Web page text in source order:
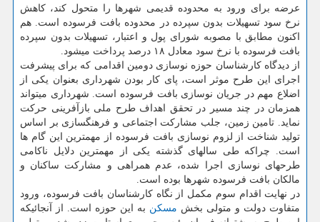
عرضه برای ورود به محدوده قدیمی شهرها را متحول كند، كاهش
نرخ سود تسهیلات بدون سپرده در محدوده بافت فرسوده است. هم
اكنون مطابق با مصوبه شورای پول و اعتبار، تسهیلات بدون سپرده
بافت فرسوده با نرخ سود معادل ۱۸ درصد پرداخت می­شود.
از دیدگاه كارشناسان حوزه نوسازی دومین اقدامی كه برای پیشرفت
اجرای این طرح موثر است، پای كار بودن شهرداری بعنوان یكی از
اضلاع مهم در جریان نوسازی بافت فرسوده است. شهرداری می­تواند
همزمان در چند مسیر در تحقق اهداف طرح ملی بازآفرینی حركت
نماید. تامین زمین، جلب مشاركت اجتماعی و فرهنگ­سازی بر اساس
تولید شناخت از لزوم نوسازی بافت فرسوده از مهم­ترین این گام ها
است. چراكه طی سال­های گذشته یكی از مهم­ترین دلایل ناكامی
طرح­های نوسازی اجرا شده، عدم همراهی و مشاركت ساكنان و
مالكان بافت فرسوده شهرها بوده است.
در نهایت اقدام سوم مكمل از نگاه كارشناسان بافت فرسوده، ورود
متفاوت دولت و متولی بخش مسكن به این حوزه است. از آنجائیكه